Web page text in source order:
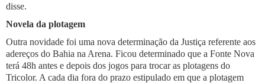
disse.
Novela da plotagem
Outra novidade foi uma nova determinação da Justiça referente aos
adereços do Bahia na Arena. Ficou determinado que a Fonte Nova
terá 48h antes e depois dos jogos para trocar as plotagens do
Tricolor. A cada dia fora do prazo estipulado em que a plotagem